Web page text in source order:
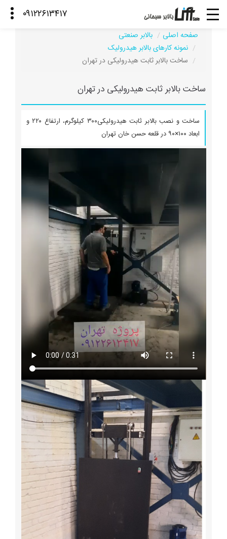
صفحه اصلی
بالابر صنعتی
نمونه کارهای بالابر هیدرولیک
ساخت بالابر ثابت هیدرولیکی در تهران
ساخت بالابر ثابت هیدرولیکی در تهران
ساخت و نصب بالابر ثابت هیدرولیکی۳۰۰ کیلوگرم، ارتفاع ۲۲۰ و
ابعاد ۱۰۰×۹۰ در قلعه حسن خان تهران